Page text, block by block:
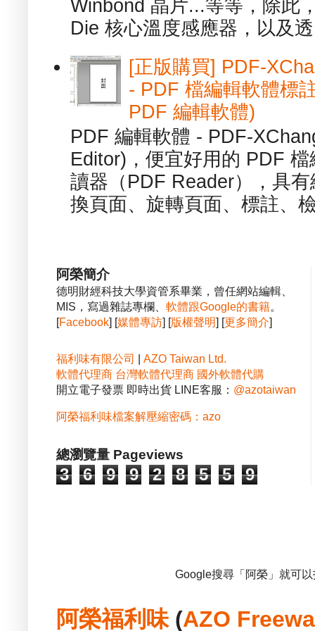
Winbond 晶片...等等，除此
Die 核心溫度感應器，以及
[正版購買] PDF-
- PDF 檔編輯軟體標
PDF 編輯軟體)
PDF 編輯軟體 - PDF-
Editor)，便宜好用的 PDF
讀器（PDF Reader），具
換頁面、旋轉頁面、標註、
阿榮簡介
德明財經科技大學資管系畢業，曾任網站編輯、
MIS，寫過雜誌專欄、 軟體跟Google的書籍。
[Facebook] [媒體專訪] [版權聲明] [更多簡介]
福利味有限公司
AZO Taiwan Ltd.
軟體代理商 台灣軟體代理商 國外軟體代購
開立電子發票 即時出貨 LINE客服： @azotaiwan
阿榮福利味檔案解壓縮密碼：azo
總瀏覽量 Pageviews
3 6 9 9 2 8 5 5 9
Google搜尋「阿榮」就可
阿榮福利味(AZO